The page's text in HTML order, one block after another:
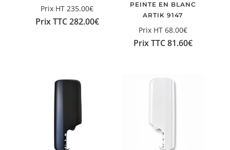
Prix HT235.00€
Prix TTC282.00€
PEINTE EN BLANC
ARTIK 9147
Prix HT 68.00€
Prix TTC81.60€